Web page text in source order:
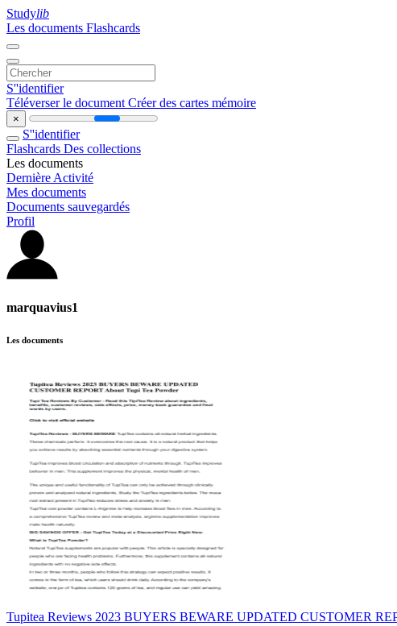
Studylib
Les documents Flashcards
S''identifier
Téléverser le document Créer des cartes mémoire
×
S''identifier
Flashcards Des collections
Les documents
Dernière Activité
Mes documents
Documents sauvegardés
Profil
marquavius1
Les documents
Tupitea Reviews 2023 BUYERS BEWARE UPDATED CUSTOMER